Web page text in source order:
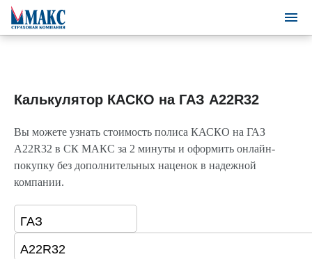
Калькулятор КАСКО на ГАЗ A22R32
Вы можете узнать стоимость полиса КАСКО на ГАЗ
A22R32 в СК МАКС за 2 минуты и оформить онлайн-
покупку без дополнительных наценок в надежной
компании.